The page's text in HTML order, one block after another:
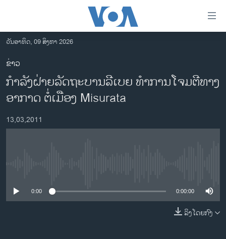
ເຂົ້າ
ຫາ
ຂ້າມ
ຂ້າມ
ຂ້າມ
ໄປ
ຫາ
ຊອກ
ອາເມຣິກາ
ການເລືອກຕັ້ງ ປະທານາທີບໍດີ ສະຫະລັດ 2024
ຂ່າວ​ຈີນ
ຊີວິດຊາວລາວ
ວັນອາທິດ, 09 ສິງຫາ 2026
ຂ່າວ
ກໍາລັງຝ່າຍລັດຖະບານລີເບຍ ທໍາການໂຈມຕີທາງ
ອາກາດ ຕໍ່ເມືອງ Misurata
13,03,2011
0:00 0:00:00
ລິງໂດຍກົງ